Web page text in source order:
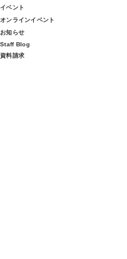
イベント
オンラインイベント
お知らせ
Staff Blog
資料請求